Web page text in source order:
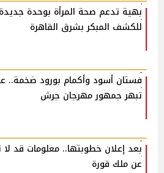
بهية تدعم صحة المرأة بوحدة جديدة
للكشف المبكر بشرق القاهرة
فستان أسود وأكمام بورود ضخمة..
تبهر جمهور مهرجان جرش
بعد إعلان خطوبتها.. معلومات قد لا
عن ملك قورة